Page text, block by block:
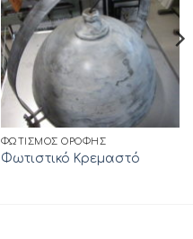
ΦΩΤΙΣΜΌΣ ΟΡΟΦΉΣ
Φωτιστικό Κρεμαστό